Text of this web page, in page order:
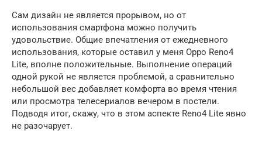
Сам дизайн не является прорывом, но от
использования смартфона можно получить
удовольствие. Общие впечатления от ежедневного
использования, которые оставил у меня Oppo Reno4
Lite, вполне положительные. Выполнение операций
одной рукой не является проблемой, а сравнительно
небольшой вес добавляет комфорта во время чтения
или просмотра телесериалов вечером в постели.
Подводя итог, скажу, что в этом аспекте Reno4 Lite явно
не разочарует.